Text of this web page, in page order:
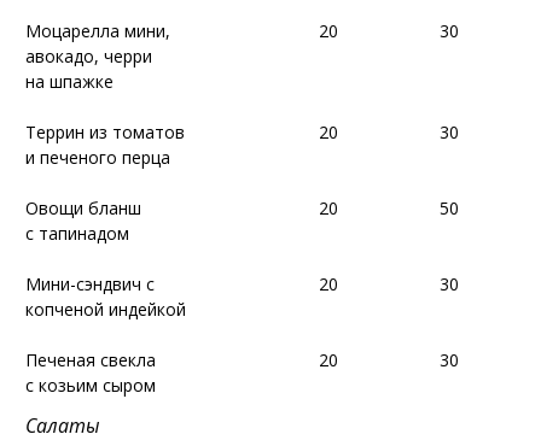
Моцарелла мини,
авокадо, черри
на шпажке
20 30
Террин из томатов
и печеного перца
20 30
Овощи бланш
с тапинадом
20 50
Мини-сэндвич с
копченой индейкой
20 30
Печеная свекла
с козьим сыром
20 30
Салаты
Моцарелла мини,
авокадо, черри
на шпажке
20 30
Террин из томатов
и печеного перца
20 30
Овощи бланш
с тапинадом
20 50
Мини-сэндвич с
копченой индейкой
20 30
Печеная свекла
с козьим сыром
20 30
Салаты